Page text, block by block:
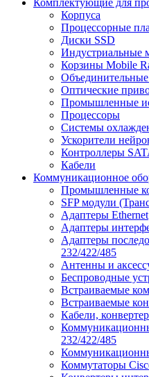
Комплектующие для
Корпуса
Процессорные
Диски SSD
Индустриальные
Корзины Mobile
Оптические
Промышленные
Процессоры
Системы
Ускорители
Контроллеры
Кабели
Коммуникационное
Промышленные
SFP модули
Адаптеры Ethernet
Адаптеры
Адаптеры
232/422/485
Антенны и
Беспроводные
Встраиваемые
Встраиваемые
Кабели,
232/422/485
Коммутаторы